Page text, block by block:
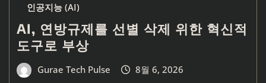
인공지능 (AI)
AI, 연방규제를 선별 삭제 위한 혁신적
도구로 부상
Gurae Tech Pulse 8월 6, 2026